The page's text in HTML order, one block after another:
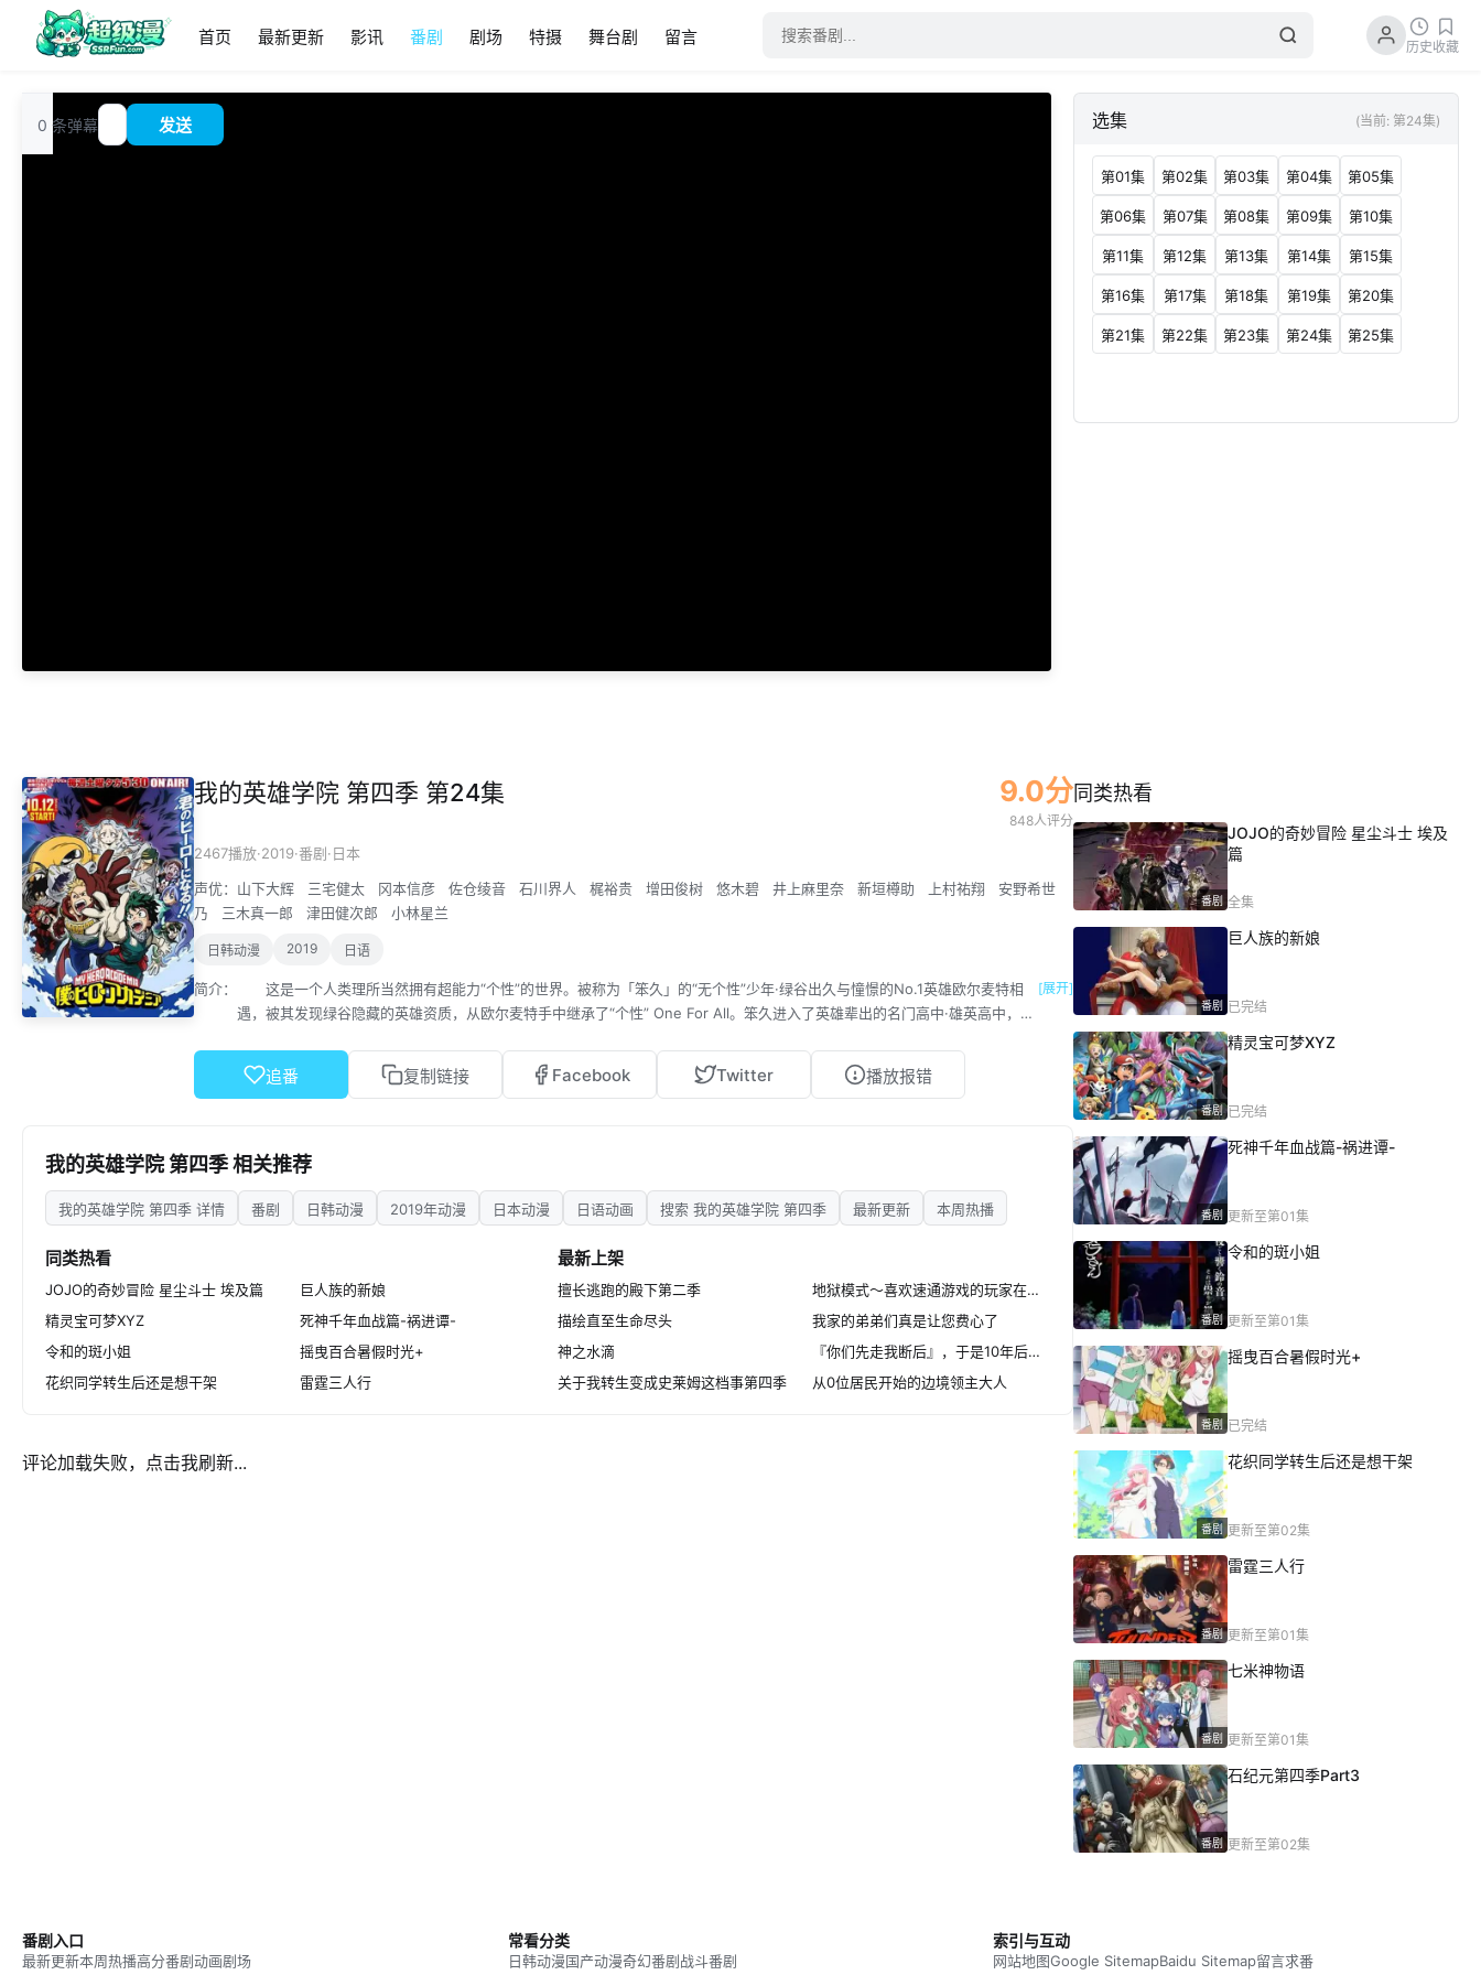
首页 最新更新 影讯 番剧 剧场 特摄 舞台剧 留言 历史收藏
追
番
?
0 条弹幕 发送 选集 (当前: 第24集)
第01集 第02集 第03集 第04集 第05集
第06集 第07集 第08集 第09集 第10集
第11集 第12集 第13集 第14集 第15集
第16集 第17集 第18集 第19集 第20集
第21集 第22集 第23集 第24集 第25集
我的英雄学院 第四季 第24集 9.0分
848人评分
2467播放·2019·番剧·日本
声优： 山下大辉 三宅健太 冈本信彦 佐仓绫音 石川界人 梶裕贵 增田俊树 悠木碧 井上麻里奈 新垣樽助 上村祐翔
安野希世
乃
三木真一郎 津田健次郎 小林星兰
日韩动漫 2019 日语
简介：
这是一个人类理所当然拥有超能力“个性”的世界。被称为「笨久」的“无个性”少年·绿谷出久与憧憬的No.1英雄欧尔麦特相
遇，被其发现绿谷隐藏的英雄资质，从欧尔麦特手中继承了“个性” One For All。笨久进入了英雄辈出的名门高中·雄英高中，
麦特也用尽了力量，便从职业英雄隐退。笨久继承了他的遗志，拿到了「职业英雄临时执照」，又接近了“最棒的英雄”一步。
这时，笨久遇见了雄英三巨头中的一位，在职业英雄夜目爵士手下进行校外实习的三年级学生·通形未吏生。其压倒性的实力，
位少女的身影。 笨久与英雄候补生们即将与新的 “威胁” 进行战斗，新的 “使命” 挑战也开始了！！
[展开]
追番 复制链接 Facebook Twitter 播放报错
我的英雄学院 第四季 相关推荐
我的英雄学院 第四季 详情 番剧 日韩动漫 2019年动漫 日本动漫 日语动画 搜索 我的英雄学院 第四季 最新更新 本周热播
同类热看
JOJO的奇妙冒险 星尘斗士 埃及篇
巨人族的新娘
精灵宝可梦XYZ
死神千年血战篇-祸进谭-
令和的斑小姐
摇曳百合暑假时光+
花织同学转生后还是想干架
雷霆三人行
最新上架
擅长逃跑的殿下第二季
地狱模式～喜欢速通游戏的玩家在废设定异世界无双～第二季
描绘直至生命尽头
我家的弟弟们真是让您费心了
神之水滴
『你们先走我断后』，于是10年后我成为了传说
关于我转生变成史莱姆这档事第四季
从0位居民开始的边境领主大人
评论加载失败，点击我刷新...
同类热看
番剧
JOJO的奇妙冒险 星尘斗士 埃及
篇
全集
番剧
巨人族的新娘
已完结
番剧
精灵宝可梦XYZ
已完结
番剧
死神千年血战篇-祸进谭-
更新至第01集
番剧
令和的斑小姐
更新至第01集
番剧
摇曳百合暑假时光+
已完结
番剧
花织同学转生后还是想干架
更新至第02集
番剧
雷霆三人行
更新至第01集
番剧
七米神物语
更新至第01集
番剧
石纪元第四季Part3
更新至第02集
番剧入口
最新更新本周热播高分番剧动画剧场
常看分类
日韩动漫国产动漫奇幻番剧战斗番剧
索引与互动
网站地图Google SitemapBaidu Sitemap留言求番